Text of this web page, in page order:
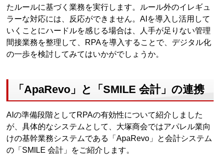
たルールに基づく業務を実行します。ルール外のイレギュ
ラーな対応には、反応ができません。AIを導入し活用して
いくことにハードルを感じる場合は、人手が足りない管理
間接業務を整理して、RPAを導入することで、デジタル化
の一歩を検討してみてはいかがでしょうか。
「ApaRevo」と「SMILE 会計」の連携
AIの準備段階としてRPAの有効性について紹介しました
が、具体的なシステムとして、大塚商会ではアパレル業向
けの基幹業務システムである「ApaRevo」と会計システム
の「SMILE 会計」をご紹介します。